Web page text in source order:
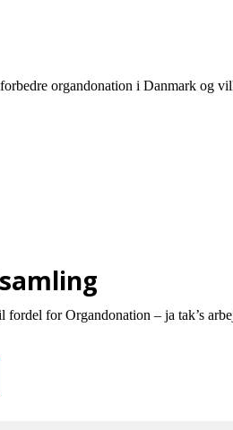
organdonation i Danmark og
for Organdonation – ja tak’s